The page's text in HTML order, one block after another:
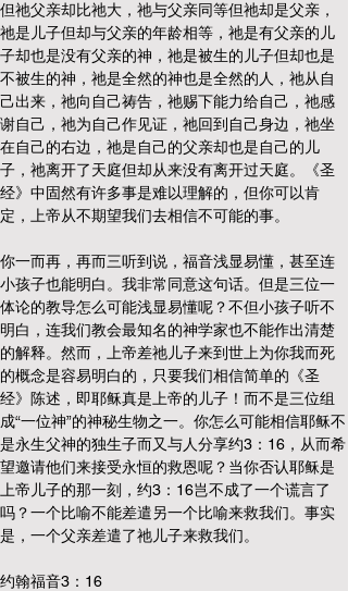
但祂父亲却比祂大，祂与父亲同等但祂却是父亲，
祂是儿子但却与父亲的年龄相等，祂是有父亲的儿
子却也是没有父亲的神，祂是被生的儿子但却也是
不被生的神，祂是全然的神也是全然的人，祂从自
己出来，祂向自己祷告，祂赐下能力给自己，祂感
谢自己，祂为自己作见证，祂回到自己身边，祂坐
在自己的右边，祂是自己的父亲却也是自己的儿
子，祂离开了天庭但却从来没有离开过天庭。《圣
经》中固然有许多事是难以理解的，但你可以肯
定，上帝从不期望我们去相信不可能的事。
你一而再，再而三听到说，福音浅显易懂，甚至连
小孩子也能明白。我非常同意这句话。但是三位一
体论的教导怎么可能浅显易懂呢？不但小孩子听不
明白，连我们教会最知名的神学家也不能作出清楚
的解释。然而，上帝差祂儿子来到世上为你我而死
的概念是容易明白的，只要我们相信简单的《圣
经》陈述，即耶稣真是上帝的儿子！而不是三位组
成“一位神”的神秘生物之一。你怎么可能相信耶稣不
是永生父神的独生子而又与人分享约3：16，从而希
望邀请他们来接受永恒的救恩呢？当你否认耶稣是
上帝儿子的那一刻，约3：16岂不成了一个谎言了
吗？一个比喻不能差遣另一个比喻来救我们。事实
是，一个父亲差遣了祂儿子来救我们。
约翰福音3：16